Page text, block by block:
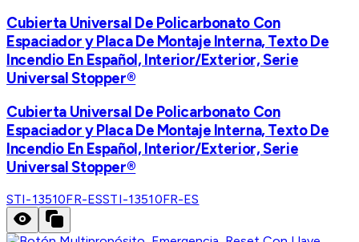
Cubierta Universal De Policarbonato Con
Espaciador y Placa De Montaje Interna, Texto De
Incendio En Español, Interior/Exterior, Serie
Universal Stopper®
Cubierta Universal De Policarbonato Con
Espaciador y Placa De Montaje Interna, Texto De
Incendio En Español, Interior/Exterior, Serie
Universal Stopper®
STI-13510FR-ESSTI-13510FR-ES